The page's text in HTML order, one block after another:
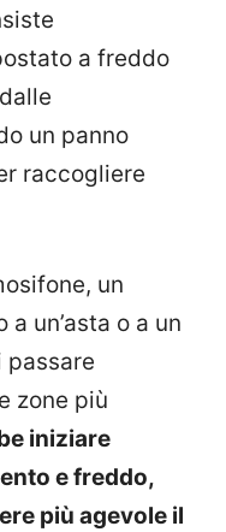
a freddo
un panno
raccogliere
un
un’asta o a un
passare
zone più
iniziare
e freddo,
più agevole il